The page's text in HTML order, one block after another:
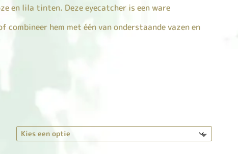
en lila tinten. Deze eyecatcher is een ware
hem met één van onderstaande vazen en